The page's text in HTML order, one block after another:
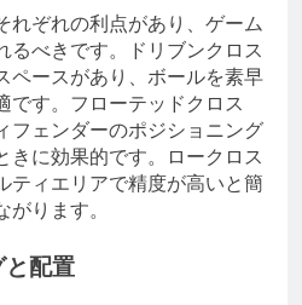
れぞれの利点があり、ゲーム
るべきです。ドリブンクロス
ペースがあり、ボールを素早
です。フローテッドクロス
フェンダーのポジショニング
きに効果的です。ロークロス
ティエリアで精度が高いと簡
ります。
と配置